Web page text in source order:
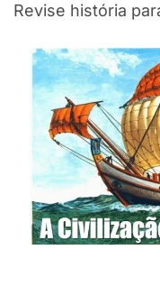
Revise história